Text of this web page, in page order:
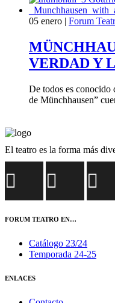
05 enero | Forum
VERDAD Y
De todos es conocido
de Münchhausen”
El teatro es la forma más
FORUM TEATRO EN…
Catálogo 23/24
Temporada 24-25
ENLACES